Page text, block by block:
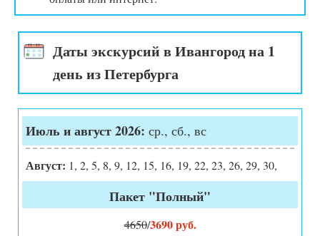
Даты экскурсий в Ивангород на 1
день из Петербурга
Июль и август 2026: ср., сб., вс
Август: 1, 2, 5, 8, 9, 12, 15, 16, 19, 22, 23, 26, 29, 30,
Пакет "Полный"
4650/3690 руб.